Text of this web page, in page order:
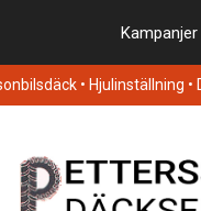
Kampanjer
• Hjulinställning